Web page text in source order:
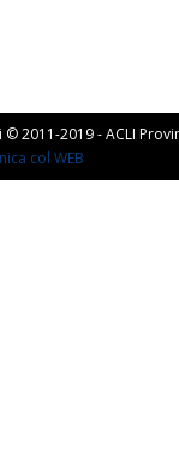
2011-2019 - ACLI
col WEB